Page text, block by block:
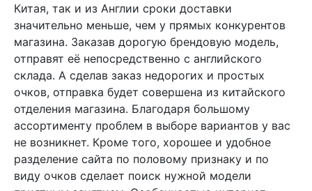
Китая, так и из Англии сроки доставки
значительно меньше, чем у прямых конкурентов
магазина. Заказав дорогую брендовую модель,
отправят её непосредственно с английского
склада. А сделав заказ недорогих и простых
очков, отправка будет совершена из китайского
отделения магазина. Благодаря большому
ассортименту проблем в выборе вариантов у вас
не возникнет. Кроме того, хорошее и удобное
разделение сайта по половому признаку и по
виду очков сделает поиск нужной модели